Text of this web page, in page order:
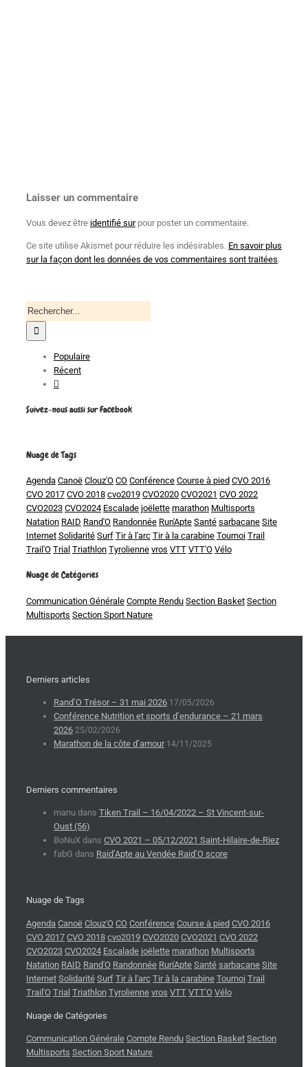
Laisser un commentaire
Vous devez être identifié surpour poster un commentaire.
Ce site utilise Akismet pour réduire les indésirables. En savoir plus
sur la façon dont les données de vos commentaires sont traitées.
Recherche
pour
Populaire
Récent
Suivez-nous aussi sur Facebook
Nuage de Tags
Agenda Canoë Clouz'O CO Conférence Course à pied CVO 2016
CVO 2017 CVO 2018 cvo2019 CVO2020 CVO2021 CVO 2022
CVO2023 CVO2024 Escalade joëlette marathon Multisports
Natation RAID Rand'O Randonnée Run'Apte Santé sarbacane Site
Internet Solidarité Surf Tir à l'arc Tir à la carabine Tournoi Trail
Trail'O Trial Triathlon Tyrolienne vros VTT VTT'O Vélo
Nuage de Catégories
Communication Générale Compte Rendu Section Basket Section
Multisports Section Sport Nature
Derniers articles
Rand’O Trésor – 31 mai 2026 17/05/2026
Conférence Nutrition et sports d’endurance – 21 mars
2026 25/02/2026
Marathon de la côte d’amour 14/11/2025
Derniers commentaires
manu dans Tiken Trail – 16/04/2022 – St Vincent-sur-
Oust (56)
BoNuX dans CVO 2021 – 05/12/2021 Saint-Hilaire-de-Riez
fabG dans Raid’Apte au Vendée Raid’O score
Nuage de Tags
Agenda Canoë Clouz'O CO Conférence Course à pied CVO 2016
CVO 2017 CVO 2018 cvo2019 CVO2020 CVO2021 CVO 2022
CVO2023 CVO2024 Escalade joëlette marathon Multisports
Natation RAID Rand'O Randonnée Run'Apte Santé sarbacane Site
Internet Solidarité Surf Tir à l'arc Tir à la carabine Tournoi Trail
Trail'O Trial Triathlon Tyrolienne vros VTT VTT'O Vélo
Nuage de Catégories
Communication Générale Compte Rendu Section Basket Section
Multisports Section Sport Nature